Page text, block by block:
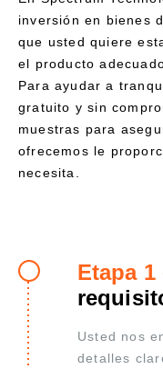
inversión en bienes
que usted quiere
el producto
Para ayudar a
gratuito y sin
muestras para
ofrecemos le
necesita.
Etapa 1
Usted nos
detalles